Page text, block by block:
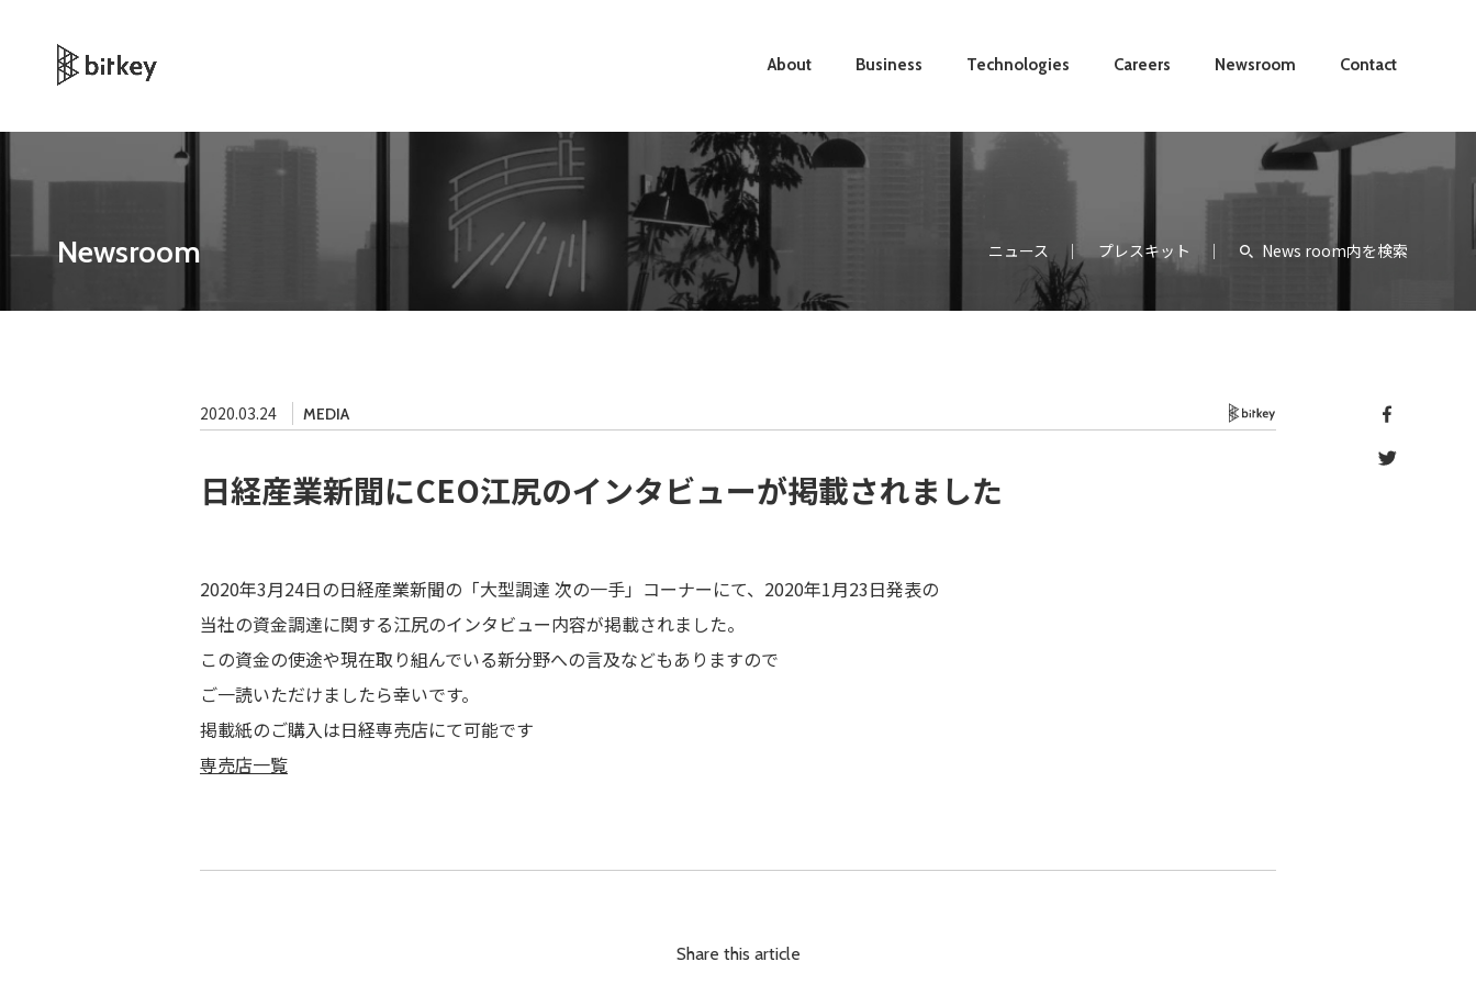
About Business Technologies Careers Newsroom Contact
Newsroom ニュース プレスキット News room内を検索
2020.03.24 MEDIA
日経産業新聞にCEO江尻のインタビューが掲載されました
2020年3月24日の日経産業新聞の「大型調達 次の一手」コーナーにて、2020年1月23日発表の
当社の資金調達に関する江尻のインタビュー内容が掲載されました。
この資金の使途や現在取り組んでいる新分野への言及などもありますので
ご一読いただけましたら幸いです。
掲載紙のご購入は日経専売店にて可能です
専売店一覧
Share this article